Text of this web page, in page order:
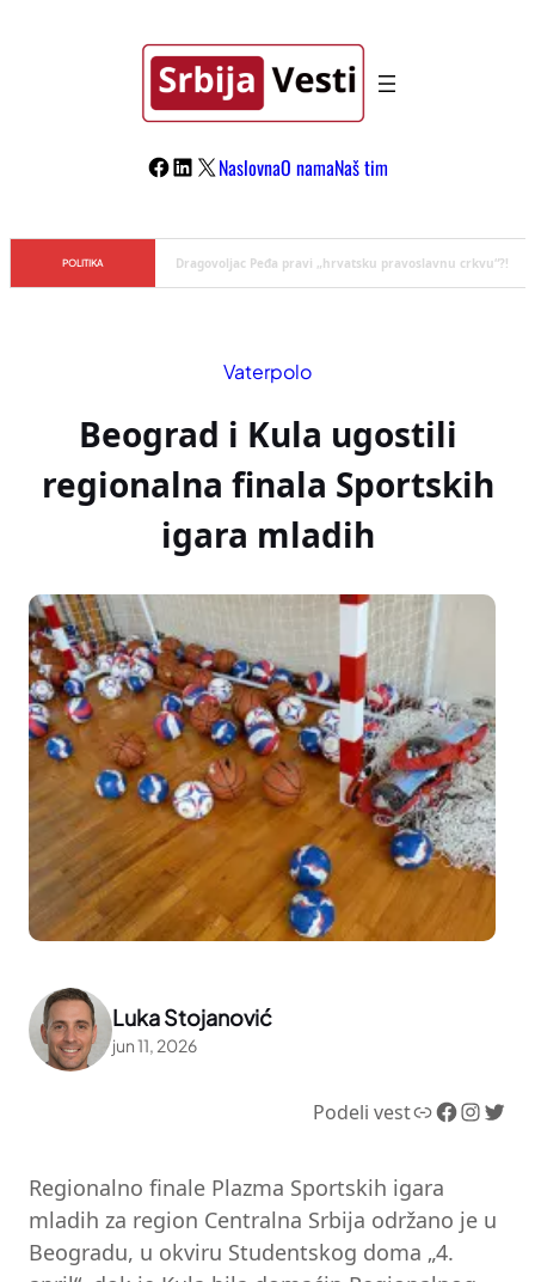
Facebook
LinkedIn
X NaslovnaO namaNaš tim
POLITIKA Đilas/Šolak propaganda uspela u dehumanizaciji Vučića
Vaterpolo
Beograd i Kula ugostili
regionalna finala Sportskih
igara mladih
Luka Stojanović
jun 11, 2026
Podeli vestLink Facebook InstagramTwitter
Regionalno finale Plazma Sportskih igara
mladih za region Centralna Srbija održano je u
Beogradu, u okviru Studentskog doma „4.